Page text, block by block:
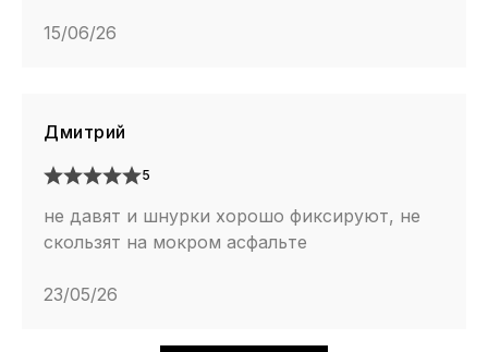
15/06/26
Дмитрий
5
не давят и шнурки хорошо фиксируют, не
скользят на мокром асфальте
23/05/26